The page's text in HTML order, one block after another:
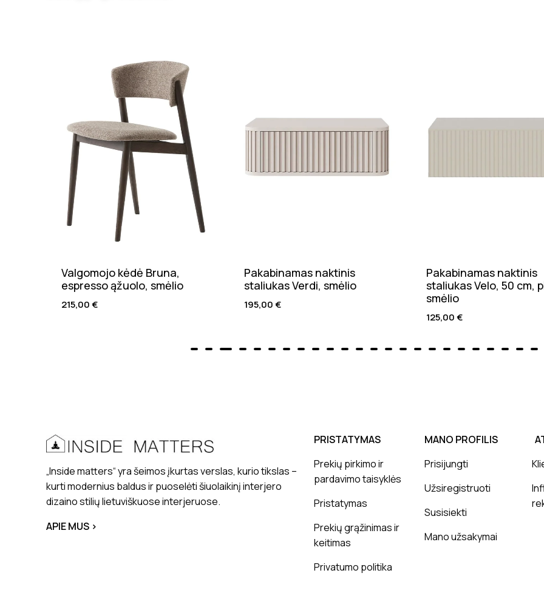
Valgomojo kėdė Bruna,
espresso ąžuolo, smėlio
215,00€
Pakabinamas naktinis
staliukas Verdi, smėlio
195,00€
Pakabinamas naktinis
staliukas Velo, 50 cm,
smėlio
125,00€
„Inside matters“ yra šeimos įkurtas verslas, kurio tikslas –
kurti modernius baldus ir puoselėti šiuolaikinį interjero
dizaino stilių lietuviškuose interjeruose.
APIE MUS >
PRISTATYMAS
Prekių pirkimo ir
pardavimo taisyklės
Pristatymas
Prekių grąžinimas ir
keitimas
Privatumo politika
MANO PROFILIS
Prisijungti
Užsiregistruoti
Susisiekti
Mano užsakymai